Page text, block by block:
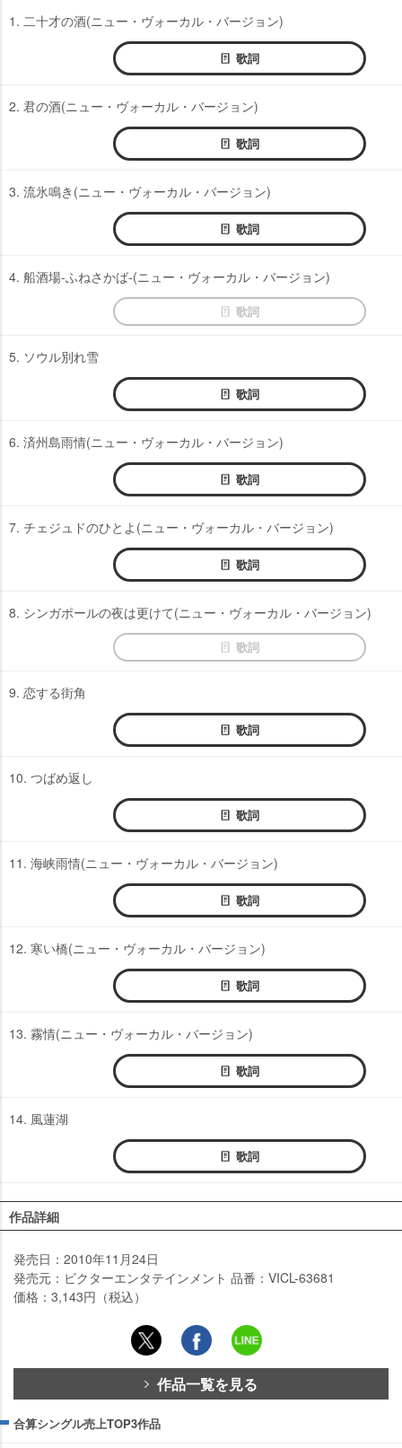
1. 二十才の酒(ニュー・ヴォーカル・バージョン)
歌詞
2. 君の酒(ニュー・ヴォーカル・バージョン)
歌詞
3. 流氷鳴き(ニュー・ヴォーカル・バージョン)
歌詞
4. 船酒場-ふねさかば-(ニュー・ヴォーカル・バージョン)
歌詞
5. ソウル別れ雪
歌詞
6. 済州島雨情(ニュー・ヴォーカル・バージョン)
歌詞
7. チェジュドのひとよ(ニュー・ヴォーカル・バージョン)
歌詞
8. シンガポールの夜は更けて(ニュー・ヴォーカル・バージョン)
歌詞
9. 恋する街角
歌詞
10. つばめ返し
歌詞
11. 海峡雨情(ニュー・ヴォーカル・バージョン)
歌詞
12. 寒い橋(ニュー・ヴォーカル・バージョン)
歌詞
13. 霧情(ニュー・ヴォーカル・バージョン)
歌詞
14. 風蓮湖
歌詞
作品詳細
発売日：2010年11月24日
発売元：ビクターエンタテインメント 品番：VICL-63681
価格：3,143円（税込）
作品一覧を見る
合算シングル売上TOP3作品